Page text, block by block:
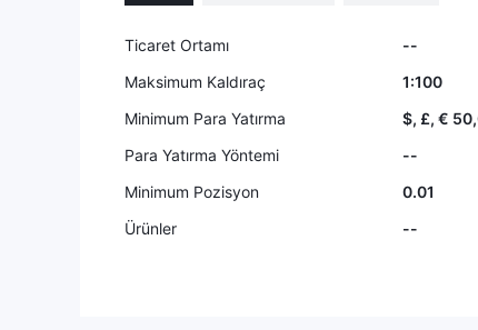
Ticaret Ortamı --
Maksimum Kaldıraç
1:100
Minimum Para Yatırma
$, £, €
Para Yatırma Yöntemi
--
Minimum Pozisyon
0.01
Ürünler
--